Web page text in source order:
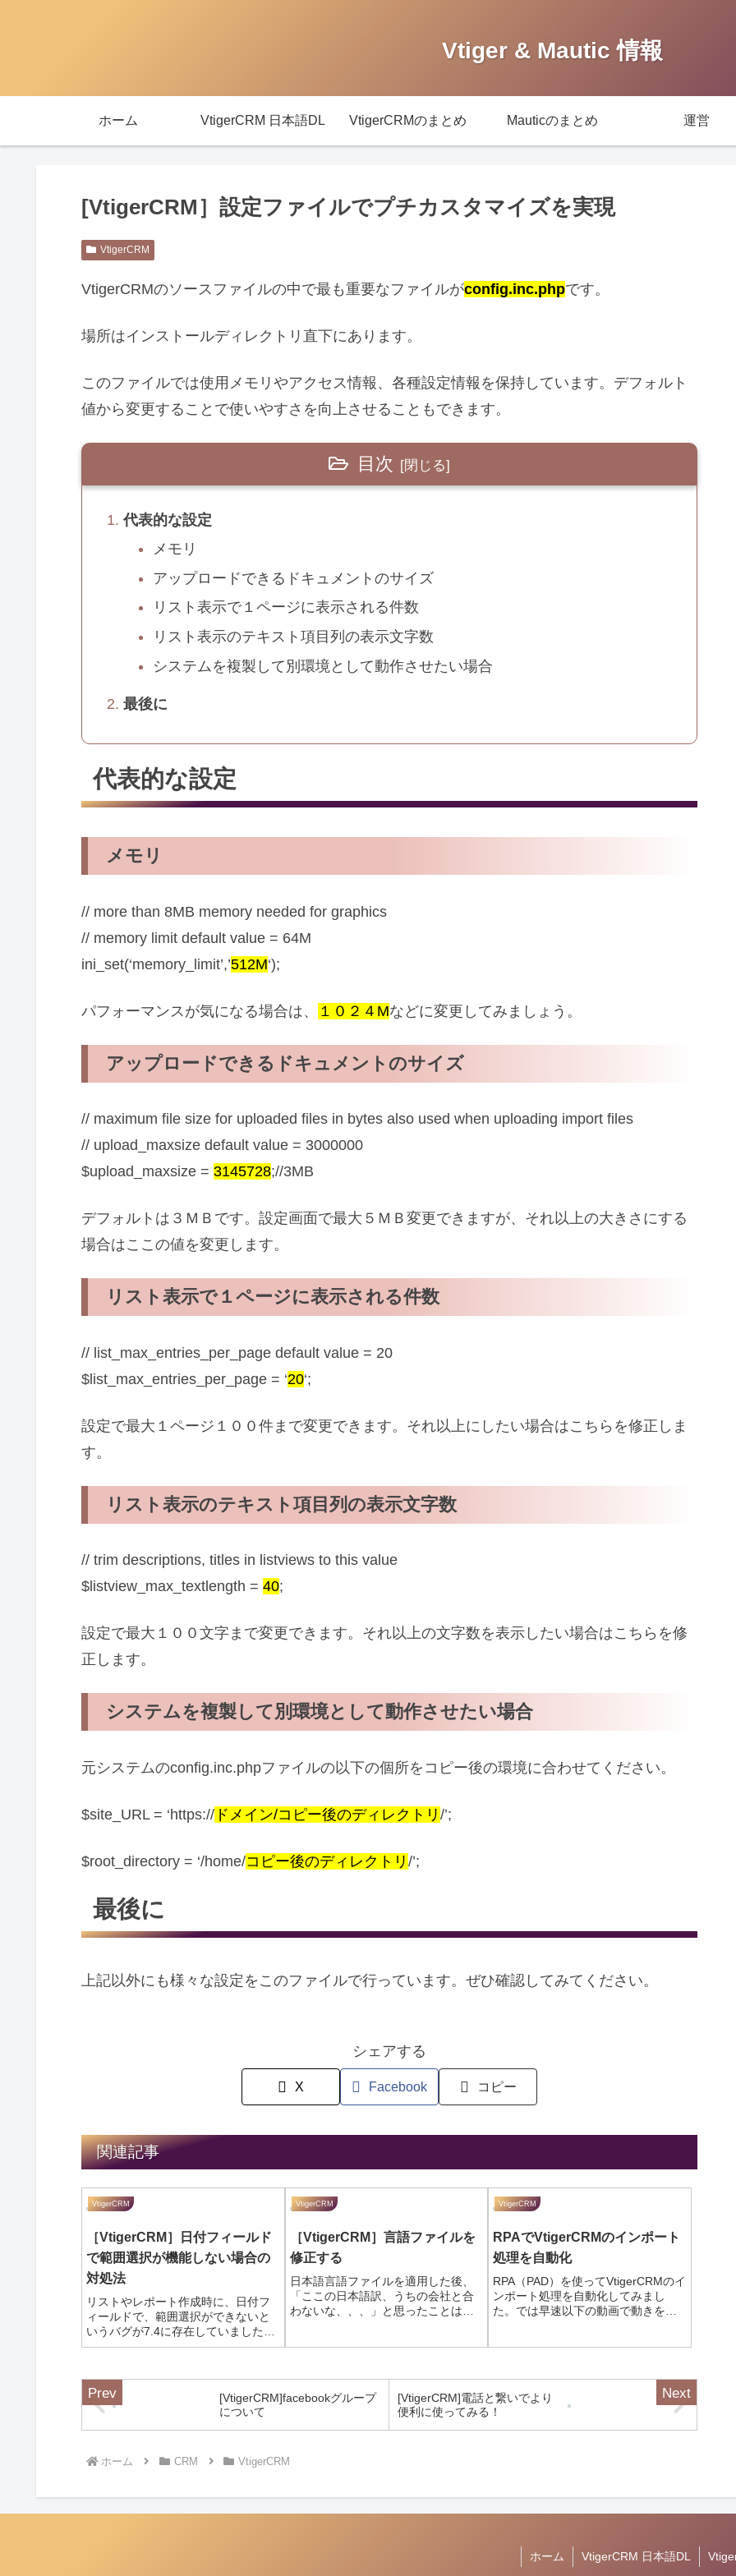
Vtiger & Mautic 情報
ホーム VtigerCRM 日本語DL VtigerCRMのまとめ Mauticのまとめ 運営
[VtigerCRM］設定ファイルでプチカスタマイズを実現
VtigerCRM
VtigerCRMのソースファイルの中で最も重要なファイルがconfig.inc.phpです。
場所はインストールディレクトリ直下にあります。
このファイルでは使用メモリやアクセス情報、各種設定情報を保持しています。デフォルト
値から変更することで使いやすさを向上させることもできます。
目次
代表的な設定
メモリ
アップロードできるドキュメントのサイズ
リスト表示で１ページに表示される件数
リスト表示のテキスト項目列の表示文字数
システムを複製して別環境として動作させたい場合
最後に
代表的な設定
メモリ
// more than 8MB memory needed for graphics
// memory limit default value = 64M
ini_set(‘memory_limit’,’512M‘);
パフォーマンスが気になる場合は、 １０２４Mなどに変更してみましょう。
アップロードできるドキュメントのサイズ
// maximum file size for uploaded files in bytes also used when uploading import files
// upload_maxsize default value = 3000000
$upload_maxsize = 3145728;//3MB
デフォルトは３ＭＢです。設定画面で最大５ＭＢ変更できますが、それ以上の大きさにする
場合はここの値を変更します。
リスト表示で１ページに表示される件数
// list_max_entries_per_page default value = 20
$list_max_entries_per_page = ‘20‘;
設定で最大１ページ１００件まで変更できます。それ以上にしたい場合はこちらを修正しま
す。
リスト表示のテキスト項目列の表示文字数
// trim descriptions, titles in listviews to this value
$listview_max_textlength = 40;
設定で最大１００文字まで変更できます。それ以上の文字数を表示したい場合はこちらを修
正します。
システムを複製して別環境として動作させたい場合
元システムのconfig.inc.phpファイルの以下の個所をコピー後の環境に合わせてください。
$site_URL = ‘https:// ドメイン/コピー後のディレクトリ /’;
$root_directory = ‘/home/コピー後のディレクトリ /’;
最後に
上記以外にも様々な設定をこのファイルで行っています。ぜひ確認してみてください。
シェアする
X Facebook コピー
関連記事
VtigerCRM
［VtigerCRM］日付フィールド
で範囲選択が機能しない場合の
対処法
リストやレポート作成時に、日付フ
ィールドで、範囲選択ができないと
いうバグが7.4に存在していました
が、先日、対処方法が公開されまし
ます。フィルタ（リスト）画面やレ
ポートの抽出画面...
VtigerCRM
［VtigerCRM］言語ファイルを
修正する
日本語言語ファイルを適用した後、
「ここの日本語訳、うちの会社と合
わないな、、、」と思ったことはな
で問...
VtigerCRM
RPAでVtigerCRMのインポート
処理を自動化
RPA（PAD）を使ってVtigerCRMのイ
ンポート処理を自動化してみまし
た。では早速以下の動画で動きをご
[VtigerCRM]facebookグループ
について
[VtigerCRM]電話と繋いでより
便利に使ってみる！
ホーム CRM VtigerCRM
ホーム VtigerCRM 日本語DL